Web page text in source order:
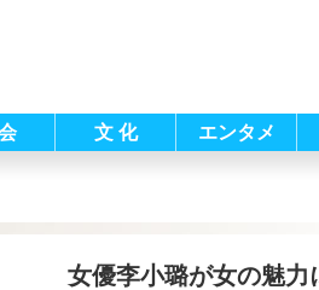
文 化 エンタメ
女優李小璐が女の魅力